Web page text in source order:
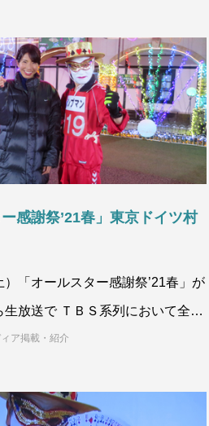
ー感謝祭’21春」東京ドイツ村
）「オールスター感謝祭’21春」が
生放送で ＴＢＳ系列において全国
恒例のミニマラソンは東京ドイ
ア掲載・紹介